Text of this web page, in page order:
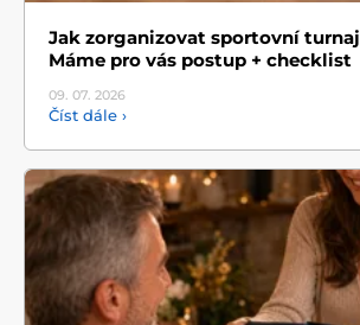
Jak zorganizovat sportovní turnaj
Máme pro vás postup + checklist
09. 07. 2026
Číst dále ›